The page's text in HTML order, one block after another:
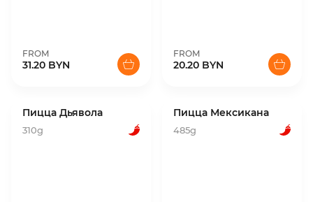
FROM
31.20 BYN
FROM
20.20 BYN
Пицца Дьявола
310g
Пицца Мексикана
485g